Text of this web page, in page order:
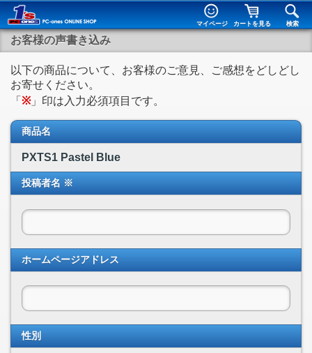
マイページ カートを見る 検索
お客様の声書き込み
以下の商品について、お客様のご意見、ご感想をどしどし
お寄せください。
「 ※」印は入力必須項目です。
商品名
PXTS1 Pastel Blue
投稿者名 ※
ホームページアドレス
性別